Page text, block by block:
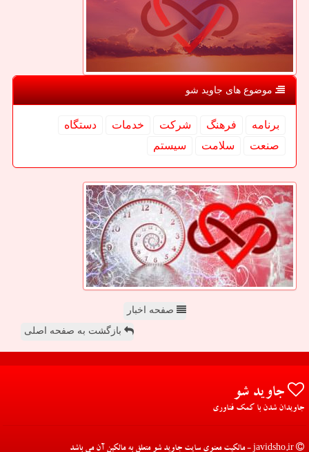
موضوع های جاوید شو
برنامه فرهنگ شركت خدمات
دستگاه
صنعت
سلامت سیستم
صفحه اخبار
بازگشت به صفحه اصلی
جاوید شو
جاویدان شدن با کمک فناوری